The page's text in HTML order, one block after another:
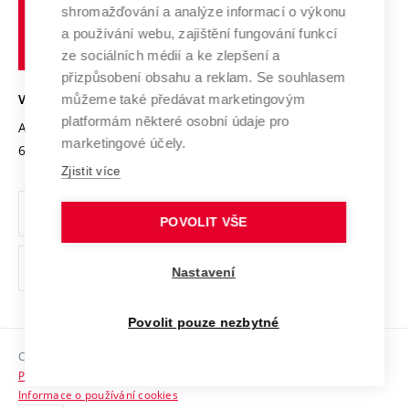
Transfer znalostí
Open Science
Projekty
Projekty ze strukturálních fondů
Specifický výzkum
Služby univerzity
Mezinárodní dohody
Univerzitní sítě
Udržitelná univerzita
Podnikavá univerzita / ContriBUTe
Bezpečná univerzita
Vyznamenání
Organizační struktura
Ochrana osobních údajů
odkaz)
Sociální bezpečí
HR Award
učení
technické
VYSOKÉ UČENÍ TECHNICKÉ V BRNĚ
Antonínská 548/1
602 00 Brno
www.vut.cz
vut@vutbr.cz
Copyright © 2026 VUT
Prohlášení o přístupnosti
Informace o používání cookies
shromažďování a analýze informací o výkonu
a používání webu, zajištění fungování funkcí
ze sociálních médií a ke zlepšení a
přizpůsobení obsahu a reklam. Se souhlasem
můžeme také předávat marketingovým
platformám některé osobní údaje pro
marketingové účely.
Zjistit více
POVOLIT VŠE
Nastavení
Povolit pouze nezbytné